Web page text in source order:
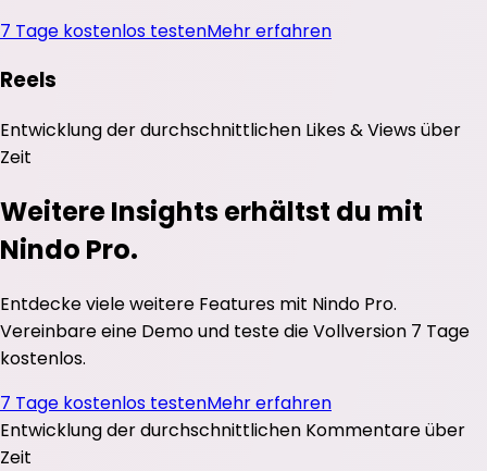
7 Tage kostenlos testenMehr erfahren
Reels
Entwicklung der durchschnittlichen Likes&Viewsüber
Zeit
Weitere Insights erhältst du mit
Nindo Pro.
Entdecke viele weitere Features mit Nindo Pro.
Vereinbare eine Demo und teste die Vollversion 7 Tage
kostenlos.
7 Tage kostenlos testenMehr erfahren
Entwicklung der durchschnittlichen Kommentareüber
Zeit